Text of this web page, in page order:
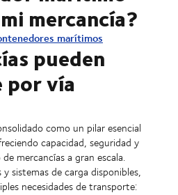
mercancía?
marítimos
pueden
vía
como un pilar esencial
capacidad, seguridad y
mercancías a gran escala.
sistemas de carga disponibles,
necesidades de transporte: